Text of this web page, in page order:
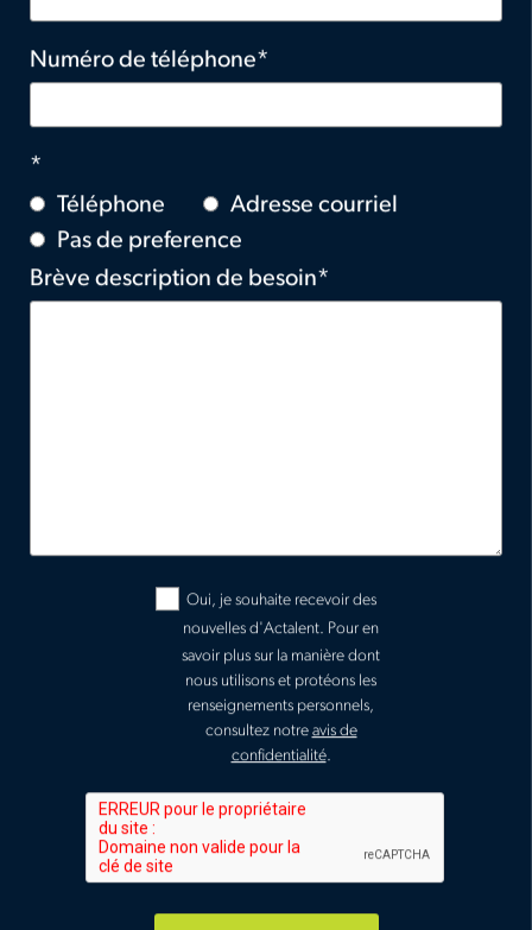
Numéro de téléphone
Téléphone
Adresse courriel
Pas de preference
Brève description de besoin
Oui, je souhaite recevoir des
nouvelles d'Actalent. Pour en
savoir plus sur la manière dont
nous utilisons et protéons les
renseignements personnels,
consultez notre avis de
confidentialité.